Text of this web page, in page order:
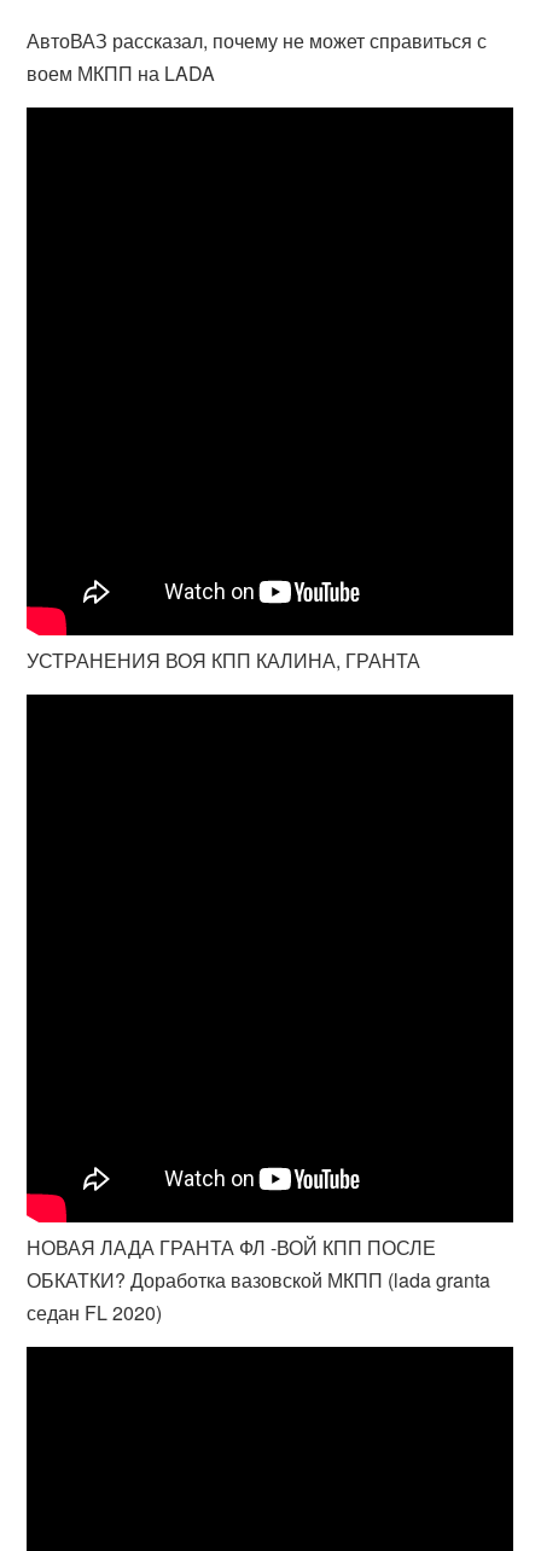
АвтоВАЗ рассказал, почему не может справиться с
воем МКПП на LADA
УСТРАНЕНИЯ ВОЯ КПП КАЛИНА, ГРАНТА
НОВАЯ ЛАДА ГРАНТА ФЛ -ВОЙ КПП ПОСЛЕ
ОБКАТКИ? Доработка вазовской МКПП (lada granta
седан FL 2020)